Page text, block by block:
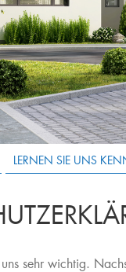
LERNEN SIE UNS
sehr wichtig.